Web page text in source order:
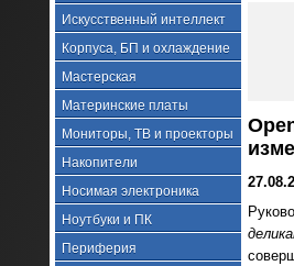
Искусственный интеллект
Корпуса, БП и охлаждение
Мастерская
Материнские платы
Мониторы, ТВ и проекторы
Накопители
Носимая электроника
Ноутбуки и ПК
Периферия